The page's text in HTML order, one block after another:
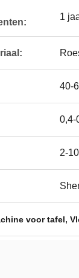
1
40-
0,4-
2-
voor tafel,